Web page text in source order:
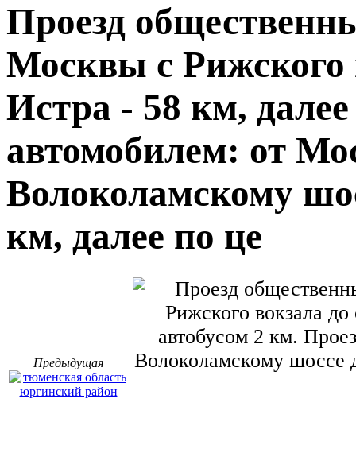
Проезд
Москвы с Рижского
Истра - 58 км,
автомобилем: от
Волоколамскому
км, далее по це
Предыдущая